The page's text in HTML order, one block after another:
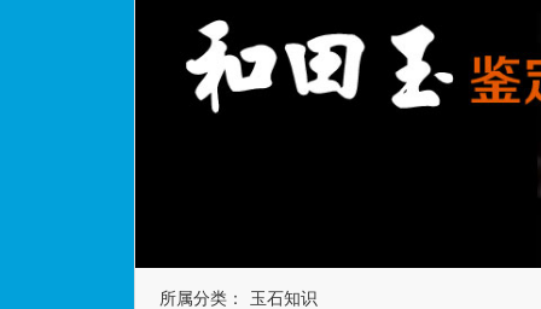
所属分类： 玉石知识